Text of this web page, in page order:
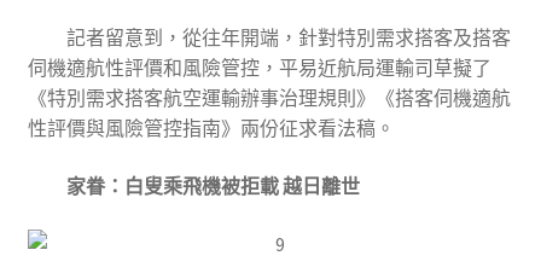
記者留意到，從往年開端，針對特別需求搭客及搭客
伺機適航性評價和風險管控，平易近航局運輸司草擬了
《特別需求搭客航空運輸辦事治理規則》《搭客伺機適航
性評價與風險管控指南》兩份征求看法稿。
家眷：白叟乘飛機被拒載越日離世